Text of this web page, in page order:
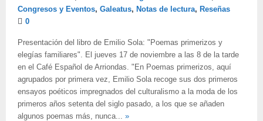
Congresos y Eventos, Galeatus, Notas de lectura, Reseñas
0
Presentación del libro de Emilio Sola: "Poemas primerizos y
elegías familiares". El jueves 17 de noviembre a las 8 de la tarde
en el Café Español de Arriondas. "En Poemas primerizos, aquí
agrupados por primera vez, Emilio Sola recoge sus dos primeros
ensayos poéticos impregnados del culturalismo a la moda de los
primeros años setenta del siglo pasado, a los que se añaden
algunos poemas más, nunca... »